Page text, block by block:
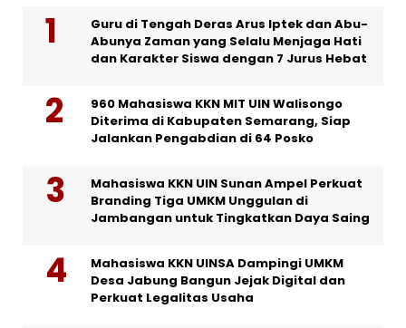
Guru di Tengah Deras Arus Iptek dan Abu-
Abunya Zaman yang Selalu Menjaga Hati
dan Karakter Siswa dengan 7 Jurus Hebat
960 Mahasiswa KKN MIT UIN Walisongo
Diterima di Kabupaten Semarang, Siap
Jalankan Pengabdian di 64 Posko
Mahasiswa KKN UIN Sunan Ampel Perkuat
Branding Tiga UMKM Unggulan di
Jambangan untuk Tingkatkan Daya Saing
Mahasiswa KKN UINSA Dampingi UMKM
Desa Jabung Bangun Jejak Digital dan
Perkuat Legalitas Usaha